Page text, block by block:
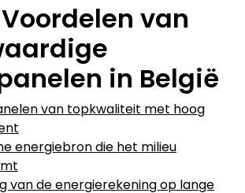
Voordelen van
in België
van topkwaliteit met hoog
energiebron die het milieu
van de energierekening op lange